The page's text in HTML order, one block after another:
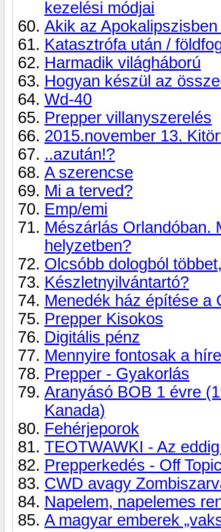
kezelési módjai
Akik az
Katasztrófa után /
Harmadik világháború
Hogyan készül az
Wd-40
Prepper villanyszerelés
2015.november 13.
..azután!?
A szerencse
Mi a terved?
Emp/emi
Mészárlás Orlandóban.
helyzetben?
Olcsóbb dologból
Készletnyilvántartó?
Menedék ház építése a
Prepper Kisokos
Digitális pénz
Mennyire fontosak a
Prepper - Gyakorlás
Aranyásó BOB 1 évre
Kanada)
Fehérjeporok
TEOTWAWKI - Az
Prepperkedés - Off
CWD avagy
Napelem, napelemes
A magyar emberek